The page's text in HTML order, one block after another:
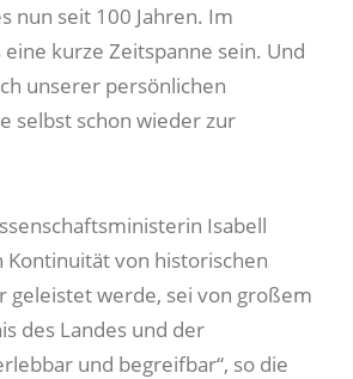
nun seit 100 Jahren. Im
kurze Zeitspanne sein. Und
unserer persönlichen
selbst schon wieder zur
Isabell
von historischen
geleistet werde, sei von großem
des Landes und der
und begreifbar“, so die